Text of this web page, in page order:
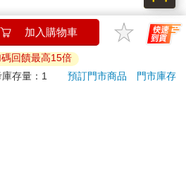
知以利亞並沒有死在地球上，而是
個突然而無法預知的事件：以利亞
被告知在特殊的一天去伯特利（Beth-
門徒中，早就有流言傳說他將升入
作ATM! 如接獲電話要求您前往
示，以免受騙上當！
期，退回商品須為全新狀態**
加入購物車
回饋最高15倍
庫存量：1 預訂門市商品
門市庫存